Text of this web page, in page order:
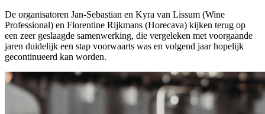
De organisatoren Jan-Sebastian en Kyra van Lissum (Wine
Professional) en Florentine Rijkmans (Horecava) kijken terug op
een zeer geslaagde samenwerking, die vergeleken met voorgaande
jaren duidelijk een stap voorwaarts was en volgend jaar hopelijk
gecontinueerd kan worden.